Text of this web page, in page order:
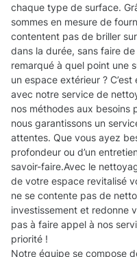
chaque type de surface.
sommes en mesure de
contentent pas de briller
dans la durée, sans faire
remarqué à quel point une
un espace extérieur ?
avec notre service de
nos méthodes aux besoins
nous garantissons un
attentes. Que vous ayez
profondeur ou d’un
savoir-faire.Avec le
de votre espace revitalisé
ne se contente pas de
investissement et redonne
pas à faire appel à nos
priorité !
Notre équipe se compose